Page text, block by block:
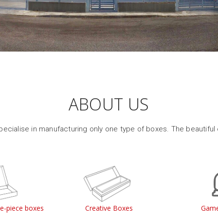
ABOUT US
in manufacturing only one type of boxes. The beautiful
piece boxes Creative Boxes